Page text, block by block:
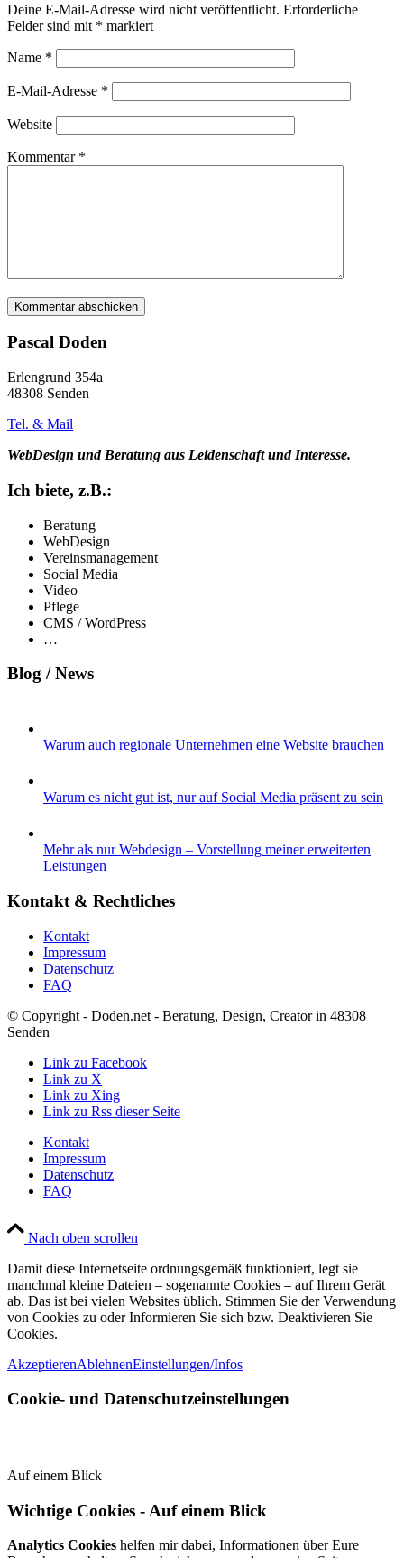
Deine E-Mail-Adresse wird nicht veröffentlicht. Erforderliche
Felder sind mit * markiert
Name *
E-Mail-Adresse *
Website
Kommentar *
Pascal Doden
Erlengrund 354a
48308 Senden
Tel. & Mail
WebDesign und Beratung aus Leidenschaft und Interesse.
Ich biete, z.B.:
Beratung
WebDesign
Vereinsmanagement
Social Media
Video
Pflege
CMS / WordPress
…
Blog / News
Warum auch regionale Unternehmen eine Website brauchen
Warum es nicht gut ist, nur auf Social Media präsent zu sein
Mehr als nur Webdesign – Vorstellung meiner erweiterten
Leistungen
Kontakt & Rechtliches
Kontakt
Impressum
Datenschutz
FAQ
© Copyright - Doden.net - Beratung, Design, Creator in 48308
Senden
Link zu Facebook
Link zu X
Link zu Xing
Link zu Rss dieser Seite
Kontakt
Impressum
Datenschutz
FAQ
Nach oben scrollen
Damit diese Internetseite ordnungsgemäß funktioniert, legt sie
manchmal kleine Dateien – sogenannte Cookies – auf Ihrem Gerät
ab. Das ist bei vielen Websites üblich. Stimmen Sie der Verwendung
von Cookies zu oder Informieren Sie sich bzw. Deaktivieren Sie
Cookies.
AkzeptierenAblehnenEinstellungen/Infos
Cookie- und Datenschutzeinstellungen
Auf einem Blick
Wichtige Cookies - Auf einem Blick
Analytics Cookies helfen mir dabei, Informationen über Eure